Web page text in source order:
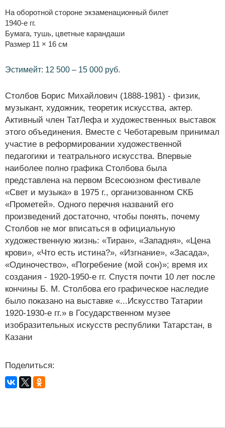
На оборотной стороне экзаменационный билет
1940-е гг.
Бумага, тушь, цветные карандаши
Размер 11 × 16 см
Эстимейт: 12 500 – 15 000 руб.
Столбов Борис Михайлович (1888-1981) - физик,
музыкант, художник, теоретик искусства, актер.
Активный член ТатЛефа и художественных выставок
этого объединения. Вместе с Чеботаревым принимал
участие в реформировании художественной
педагогики и театрального искусства. Впервые
наиболее полно графика Столбова была
представлена на первом Всесоюзном фестивале
«Свет и музыка» в 1975 г., организованном СКБ
«Прометей». Одного перечня названий его
произведений достаточно, чтобы понять, почему
Столбов не мог вписаться в официальную
художественную жизнь: «Тиран», «Западня», «Цена
крови», «Что есть истина?», «Изгнание», «Засада»,
«Одиночество», «Погребение (мой сон)»; время их
создания - 1920-1950-е гг. Спустя почти 10 лет после
кончины Б. М. Столбова его графическое наследие
было показано на выставке «...Искусство Татарии
1920-1930-е гг.» в Государственном музее
изобразительных искусств республики Татарстан, в
Казани
Поделиться: